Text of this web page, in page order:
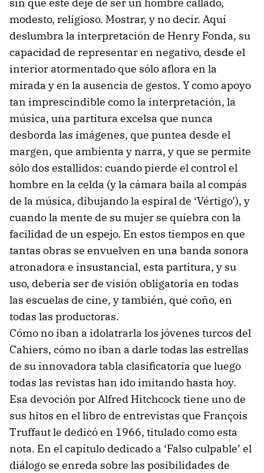
modesto, religioso. Mostrar, y no decir. Aquí
deslumbra la interpretación de Henry Fonda, su
capacidad de representar en negativo, desde el
interior atormentado que sólo aflora en la
mirada y en la ausencia de gestos. Y como apoyo
tan imprescindible como la interpretación, la
música, una partitura excelsa que nunca
desborda las imágenes, que puntea desde el
margen, que ambienta y narra, y que se permite
sólo dos estallidos: cuando pierde el control el
hombre en la celda (y la cámara baila al compás
de la música, dibujando la espiral de ‘Vértigo’), y
cuando la mente de su mujer se quiebra con la
facilidad de un espejo. En estos tiempos en que
tantas obras se envuelven en una banda sonora
atronadora e insustancial, esta partitura, y su
uso, debería ser de visión obligatoria en todas
las escuelas de cine, y también, qué coño, en
todas las productoras.
Cómo no iban a idolatrarla los jóvenes turcos del
Cahiers, cómo no iban a darle todas las estrellas
de su innovadora tabla clasificatoria que luego
todas las revistas han ido imitando hasta hoy.
Esa devoción por Alfred Hitchcock tiene uno de
sus hitos en el libro de entrevistas que François
Truffaut le dedicó en 1966, titulado como esta
nota. En el capítulo dedicado a ‘Falso culpable’ el
diálogo se enreda sobre las posibilidades de